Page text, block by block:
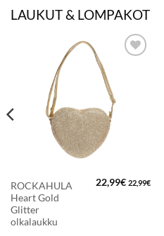
LAUKUT & LOMPAKOT
LISÄÄ
SUOSIKKEIHIN
ROCKAHULA
Heart Gold
Glitter
olkalaukku
22,99€ 22,99€